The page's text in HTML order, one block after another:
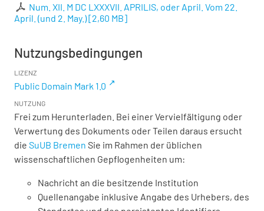
Num. XII. M DC LXXXVII. APRILIS, oder April. Vom 22.
April. (und 2. May.)[2,60 MB]
Nutzungsbedingungen
LIZENZ
Public Domain Mark 1.0
NUTZUNG
Frei zum Herunterladen. Bei einer Vervielfältigung oder
Verwertung des Dokuments oder Teilen daraus ersucht
die SuUB Bremen Sie im Rahmen der üblichen
wissenschaftlichen Gepflogenheiten um:
Nachricht an die besitzende Institution
Quellenangabe inklusive Angabe des Urhebers, des